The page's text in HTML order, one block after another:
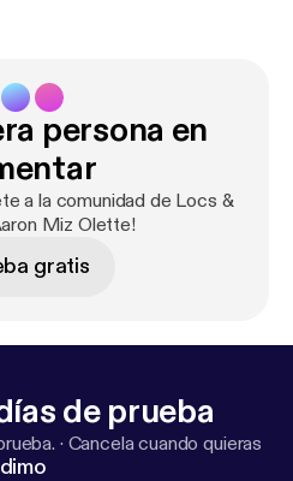
rushing relationships.
persona en
a la comunidad de Locs &
Miz Olette!
gratis
de prueba
· Cancela cuando quieras